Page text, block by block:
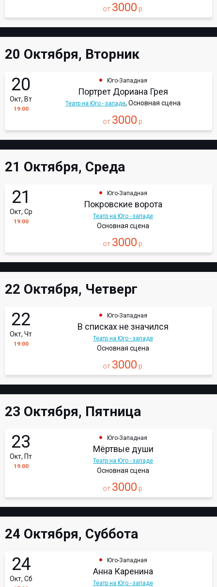
от 3000 р.
20 Октября, Вторник
20
Окт, Вт
19:00
Юго-Западная
Портрет Дориана Грея
Театр на Юго - западе, Основная сцена
от 3000 р.
21 Октября, Среда
21
Окт, Ср
19:00
Юго-Западная
Покровские ворота
Театр на Юго - западе
Основная сцена
от 3000 р.
22 Октября, Четверг
22
Окт, Чт
19:00
Юго-Западная
В списках не значился
Театр на Юго - западе
Основная сцена
от 3000 р.
23 Октября, Пятница
23
Окт, Пт
19:00
Юго-Западная
Мёртвые души
Театр на Юго - западе
Основная сцена
от 3000 р.
24 Октября, Суббота
24
Окт, Сб
Юго-Западная
Анна Каренина
Театр на Юго - западе